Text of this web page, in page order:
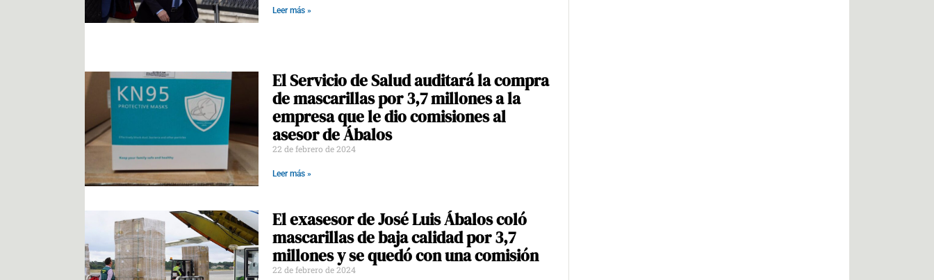
Leer más »
El Servicio de Salud auditará la compra
de mascarillas por 3,7 millones a la
empresa que le dio comisiones al
asesor de Ábalos
22 de febrero de 2024
Leer más »
El exasesor de José Luis Ábalos coló
mascarillas de baja calidad por 3,7
millones y se quedó con una comisión
22 de febrero de 2024